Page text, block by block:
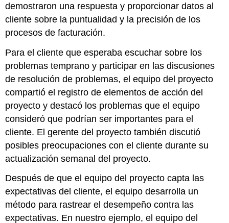
demostraron una respuesta y proporcionar datos al
cliente sobre la puntualidad y la precisión de los
procesos de facturación.
Para el cliente que esperaba escuchar sobre los
problemas temprano y participar en las discusiones
de resolución de problemas, el equipo del proyecto
compartió el registro de elementos de acción del
proyecto y destacó los problemas que el equipo
consideró que podrían ser importantes para el
cliente. El gerente del proyecto también discutió
posibles preocupaciones con el cliente durante su
actualización semanal del proyecto.
Después de que el equipo del proyecto capta las
expectativas del cliente, el equipo desarrolla un
método para rastrear el desempeño contra las
expectativas. En nuestro ejemplo, el equipo del